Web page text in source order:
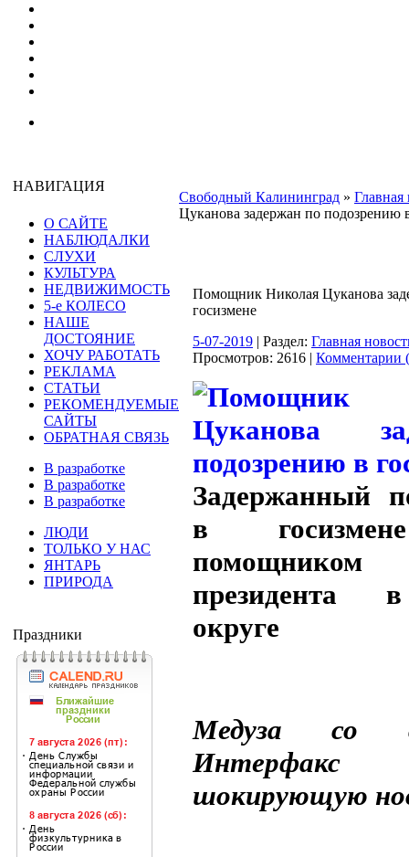
НАВИГАЦИЯ
О САЙТЕ
НАБЛЮДАЛКИ
СЛУХИ
КУЛЬТУРА
НЕДВИЖИМОСТЬ
5-е КОЛЕСО
НАШЕ
ДОСТОЯНИЕ
ХОЧУ РАБОТАТЬ
РЕКЛАМА
СТАТЬИ
РЕКОМЕНДУЕМЫЕ
САЙТЫ
ОБРАТНАЯ СВЯЗЬ
В разработке
В разработке
В разработке
ЛЮДИ
ТОЛЬКО У НАС
ЯНТАРЬ
ПРИРОДА
Праздники
Свободный Калининград » Главная
Цуканова задержан по подозрению
Помощник Николая Цуканова
госизмене
5-07-2019 | Раздел: Главная
Просмотров: 2616 | Комментарии
Задержанный
в
президента
округе
Медуза со
Интерфакс
шокирующую